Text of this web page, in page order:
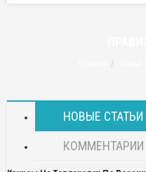
НОВЫЕ СТАТЬИ
КОММЕНТАРИИ